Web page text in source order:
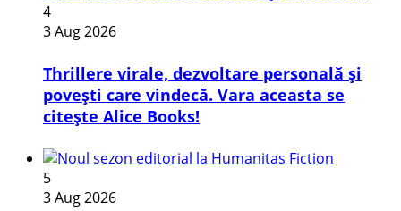
4
3 Aug 2026
Thrillere virale, dezvoltare personală și
povești care vindecă. Vara aceasta se
citește Alice Books!
5
3 Aug 2026